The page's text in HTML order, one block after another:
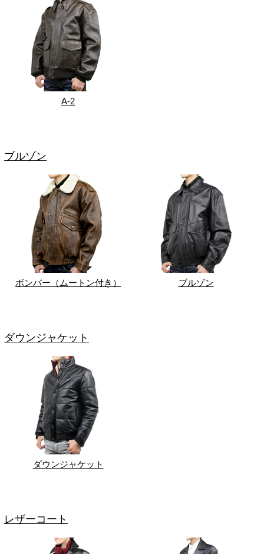
A-2
ブルゾン
ボンバー（ムートン付き） ブルゾン
ダウンジャケット
ダウンジャケット
レザーコート